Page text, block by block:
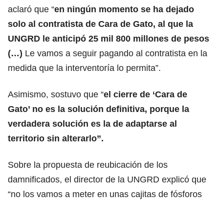
aclaró que “en ningún momento se ha dejado
solo al contratista de Cara de Gato, al que la
UNGRD le anticipó 25 mil 800 millones de pesos
(…) Le vamos a seguir pagando al contratista en la
medida que la interventoría lo permita”.
Asimismo, sostuvo que “el cierre de ‘Cara de
Gato’ no es la solución definitiva, porque la
verdadera solución es la de adaptarse al
territorio sin alterarlo”.
Sobre la propuesta de reubicación de los
damnificados, el director de la UNGRD explicó que
“no los vamos a meter en unas cajitas de fósforos